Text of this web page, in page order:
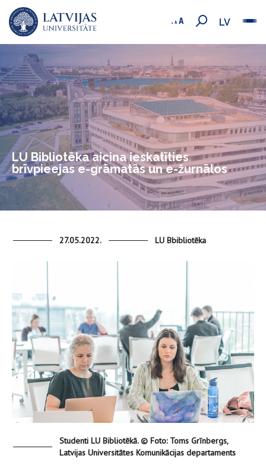
LV
LU Bibliotēka aicina ieskatīties
brīvpieejas e-grāmatās un e-žurnālos
27.05.2022. LU Bbibliotēka
Studenti LU Bibliotēkā. © Foto: Toms Grīnbergs,
Latvijas Universitātes Komunikācijas departaments